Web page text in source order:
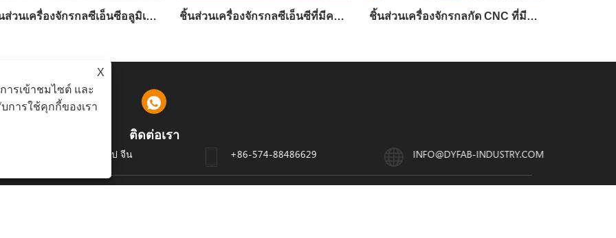
ชิ้นส่วนเครื่องจักรกลซีเอ็นซีอลูมิเนียมที่มีความแม่นยำ ชิ้นส่วนเครื่องจักรกลซีเอ็นซีที่มีความแม่นยำสั่งทำ ชิ้นส่วนเครื่องจักรกลกัด CNC ที่มีความแม่นยำ
ติดต่อเรา
YINZHOU 315195 หนิงโป จีน +86-574-88486629 INFO@DYFAB-INDUSTRY.COM
X
ารเข้าชมไซต์ และ
ารใช้คุกกี้ของเรา